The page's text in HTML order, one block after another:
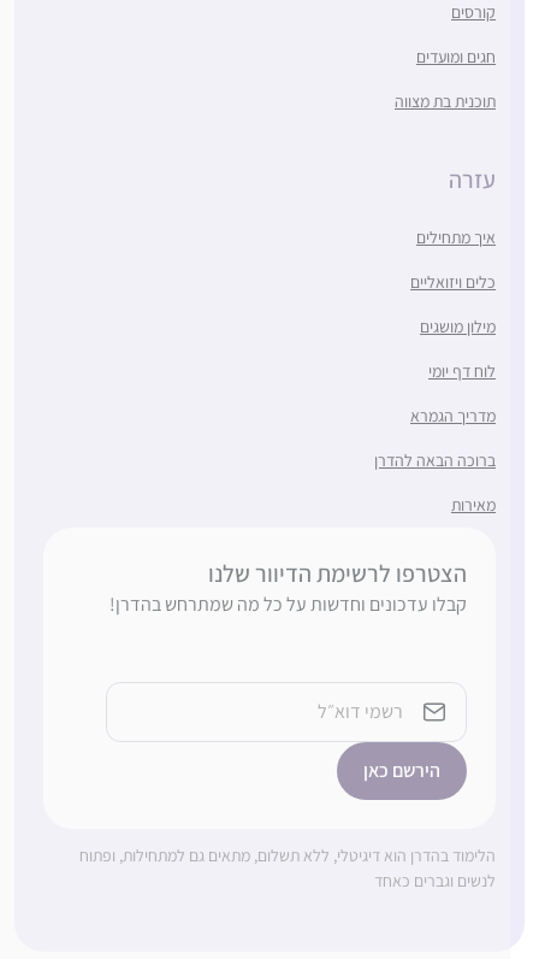
קורסים
חגים ומועדים
תוכנית בת מצווה
עזרה
איך מתחילים
כלים ויזואליים
מילון מושגים
לוח דף יומי
מדריך הגמרא
ברוכה הבאה להדרן
מאירות
הצטרפו לרשימת הדיוור שלנו
קבלו עדכונים וחדשות על כל מה שמתרחש בהדרן!
כתובת
הלימוד בהדרן הוא דיגיטלי, ללא תשלום, מתאים גם למתחילות, ופתוח
לנשים וגברים כאחד